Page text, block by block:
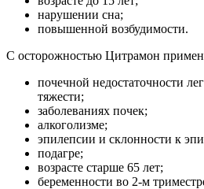
нарушении сна;
повышенной возбудимости.
С осторожностью Цитрамон
почечной недостаточности
тяжести;
заболеваниях почек;
алкоголизме;
эпилепсии и склонности к
подагре;
возрасте старше 65 лет;
беременности во 2-м